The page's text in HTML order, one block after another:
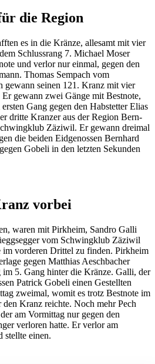
die Region
es in die Kränze, allesamt mit vier
Schlussrang 7. Michael Moser
und verlor nur einmal, gegen den
Thomas Sempach vom
gewann seinen 121. Kranz mit vier
gewann zwei Gänge mit Bestnote,
Gang gegen den Habstetter Elias
dritte Kranzer aus der Region Bern-
Zäziwil. Er gewann dreimal
die beiden Eidgenossen Bernhard
Gobeli in den letzten Sekunden
vorbei
waren mit Pirkheim, Sandro Galli
vom Schwingklub Zäziwil
im vorderen Drittel zu finden. Pirkheim
gegen Matthias Aeschbacher
5. Gang hinter die Kränze. Galli, der
Patrick Gobeli einen Gestellten
zweimal, womit es trotz Bestnote im
Kranz reichte. Noch mehr Pech
am Vormittag nur gegen den
verloren hatte. Er verlor am
stellte einen.